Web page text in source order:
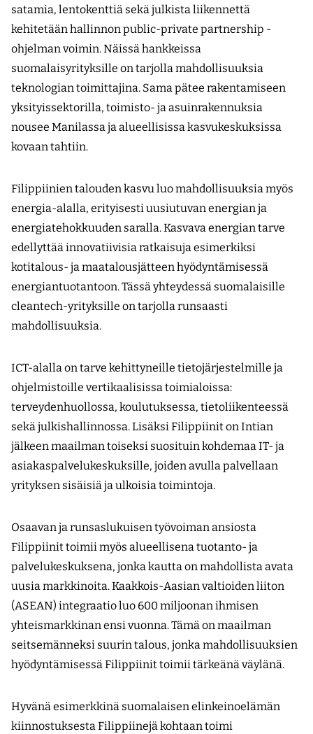
satamia, lentokenttiä sekä julkista liikennettä
kehitetään hallinnon public-private partnership -
ohjelman voimin. Näissä hankkeissa
suomalaisyrityksille on tarjolla mahdollisuuksia
teknologian toimittajina. Sama pätee rakentamiseen
yksityissektorilla, toimisto- ja asuinrakennuksia
nousee Manilassa ja alueellisissa kasvukeskuksissa
kovaan tahtiin.
Filippiinien talouden kasvu luo mahdollisuuksia myös
energia-alalla, erityisesti uusiutuvan energian ja
energiatehokkuuden saralla. Kasvava energian tarve
edellyttää innovatiivisia ratkaisuja esimerkiksi
kotitalous- ja maatalousjätteen hyödyntämisessä
energiantuotantoon. Tässä yhteydessä suomalaisille
cleantech-yrityksille on tarjolla runsaasti
mahdollisuuksia.
ICT-alalla on tarve kehittyneille tietojärjestelmille ja
ohjelmistoille vertikaalisissa toimialoissa:
terveydenhuollossa, koulutuksessa, tietoliikenteessä
sekä julkishallinnossa. Lisäksi Filippiinit on Intian
jälkeen maailman toiseksi suosituin kohdemaa IT- ja
asiakaspalvelukeskuksille, joiden avulla palvellaan
yrityksen sisäisiä ja ulkoisia toimintoja.
Osaavan ja runsaslukuisen työvoiman ansiosta
Filippiinit toimii myös alueellisena tuotanto- ja
palvelukeskuksena, jonka kautta on mahdollista avata
uusia markkinoita. Kaakkois-Aasian valtioiden liiton
(ASEAN) integraatio luo 600 miljoonan ihmisen
yhteismarkkinan ensi vuonna. Tämä on maailman
seitsemänneksi suurin talous, jonka mahdollisuuksien
hyödyntämisessä Filippiinit toimii tärkeänä väylänä.
Hyvänä esimerkkinä suomalaisen elinkeinoelämän
kiinnostuksesta Filippiinejä kohtaan toimi